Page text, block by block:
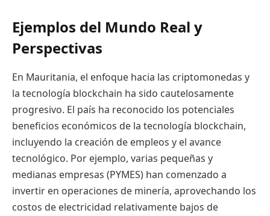
Ejemplos del Mundo Real y
Perspectivas
En Mauritania, el enfoque hacia las criptomonedas y
la tecnología blockchain ha sido cautelosamente
progresivo. El país ha reconocido los potenciales
beneficios económicos de la tecnología blockchain,
incluyendo la creación de empleos y el avance
tecnológico. Por ejemplo, varias pequeñas y
medianas empresas (PYMES) han comenzado a
invertir en operaciones de minería, aprovechando los
costos de electricidad relativamente bajos de